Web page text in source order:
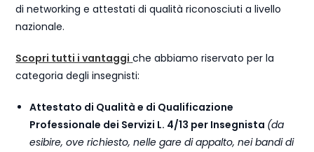
di networking e attestati di qualità riconosciuti a livello
nazionale.
Scopri tutti i vantaggi che abbiamo riservato per la
categoria degli insegnisti:
Attestato di Qualità e di Qualificazione
Professionale dei Servizi L. 4/13 per Insegnista (da
esibire, ove richiesto, nelle gare di appalto, nei bandi di